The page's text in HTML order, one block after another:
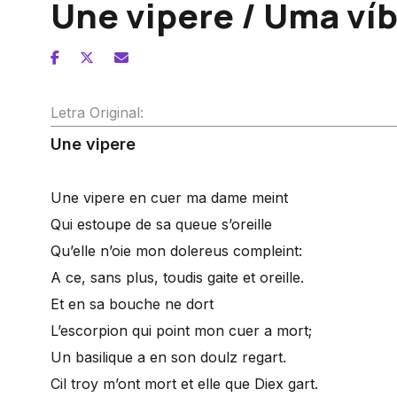
Une vipere / Uma
Letra Original:
Une vipere
Une vipere en cuer ma dame meint
Qui estoupe de sa queue s’oreille
Qu’elle n’oie mon dolereus compleint:
A ce, sans plus, toudis gaite et oreille.
Et en sa bouche ne dort
L’escorpion qui point mon cuer a mort;
Un basilique a en son doulz regart.
Cil troy m’ont mort et elle que Diex gart.